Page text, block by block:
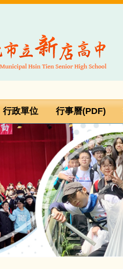
行政單位 行事曆(PDF)